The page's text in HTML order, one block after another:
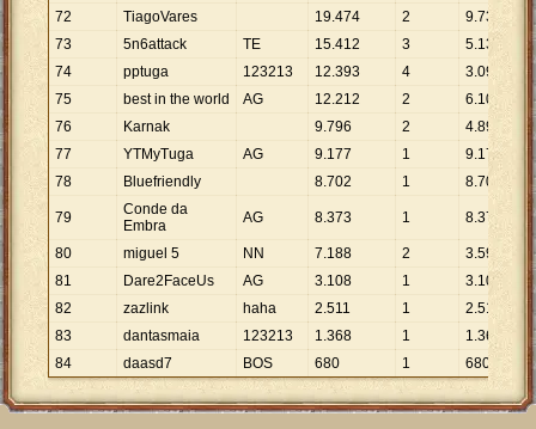
72
TiagoVares 19.474 2 9.737
73
5n6attack TE 15.412 3 5.137
74
pptuga 123213 12.393 4 3.098
75
best in the world AG 12.212 2 6.106
76
Karnak 9.796 2 4.898
77
YTMyTuga AG 9.177 1 9.177
78
Bluefriendly 8.702 1 8.702
79
Conde da
Embra
AG 8.373 1 8.373
80 miguel 5 NN 7.188 2 3.594
81
Dare2FaceUs AG 3.108 1 3.108
82
zazlink haha 2.511 1 2.511
83
dantasmaia 123213 1.368 1 1.368
84
daasd7 BOS 680 1 680